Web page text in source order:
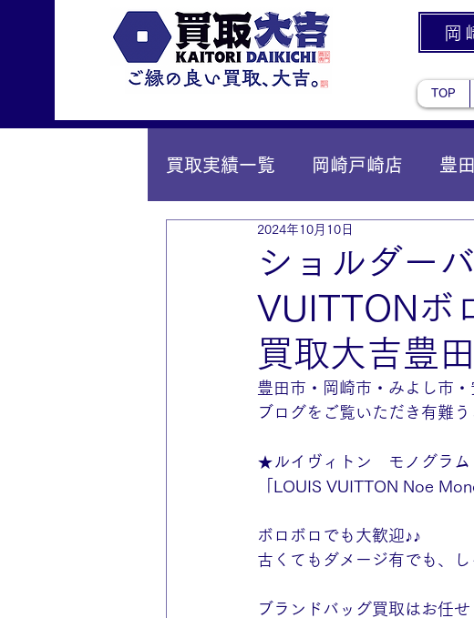
岡
TOP
買取実績一覧 岡崎戸崎店 豊
IY安城店（安城桜井町店に統合）
ショルダー
VUITTONボ
買取大吉豊
2024年10月10日
豊田市・岡崎市・みよし市
ブログをご覧いただき有難う
★ルイヴィトン　モノグラ
「LOUIS VUITTON Noe
ボロボロでも大歓迎♪♪
ブランドバッグ買取はお任せ